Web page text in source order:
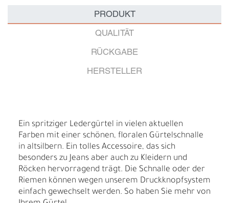
PRODUKT
QUALITÄT
RÜCKGABE
HERSTELLER
Ein spritziger Ledergürtel in vielen aktuellen
Farben mit einer schönen, floralen Gürtelschnalle
in altsilbern. Ein tolles Accessoire, das sich
besonders zu Jeans aber auch zu Kleidern und
Röcken hervorragend trägt. Die Schnalle oder der
Riemen können wegen unserem Druckknopfsystem
einfach gewechselt werden. So haben Sie mehr von